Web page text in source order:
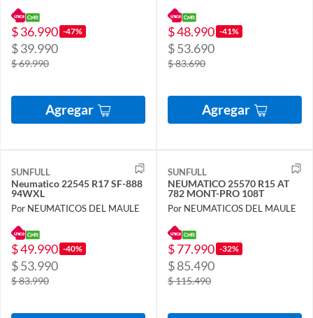
$ 36.990 -47%
$ 39.990
$ 69.990
Agregar
$ 48.990 -41%
$ 53.690
$ 83.690
Agregar
SUNFULL
Neumatico 22545 R17 SF-888
94WXL
Por NEUMATICOS DEL MAULE
$ 49.990 -40%
$ 53.990
$ 83.990
SUNFULL
NEUMATICO 25570 R15 AT
782 MONT-PRO 108T
Por NEUMATICOS DEL MAULE
$ 77.990 -32%
$ 85.490
$ 115.490